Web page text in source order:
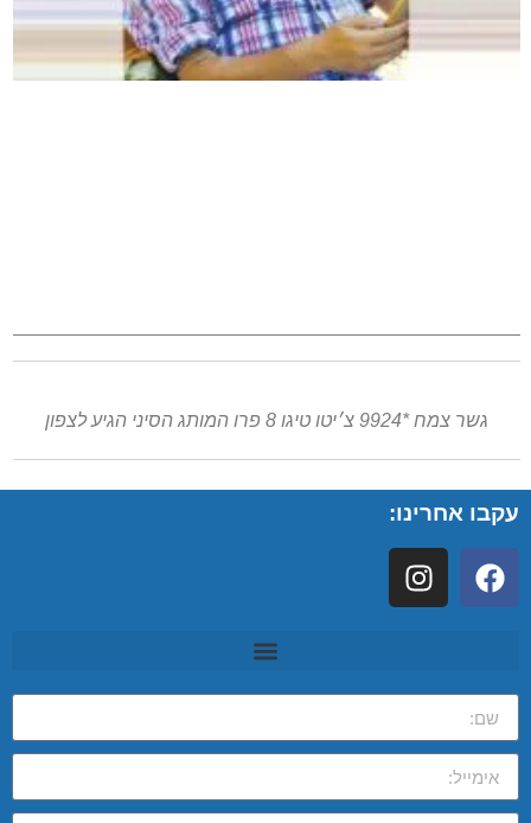
גשר צמח *9924 צ׳יטו טיגו 8 פרו המותג הסיני הגיע לצפון
עקבו אחרינו: